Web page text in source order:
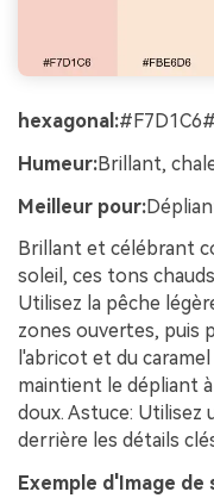
hexagonal:
Humeur:Brillant,
Meilleur pour:
Brillant et célébrant
soleil, ces tons
Utilisez la pêche
zones ouvertes, puis
l'abricot et du
maintient le dépliant
doux. Astuce: Utilisez
derrière les détails
Exemple d'Image